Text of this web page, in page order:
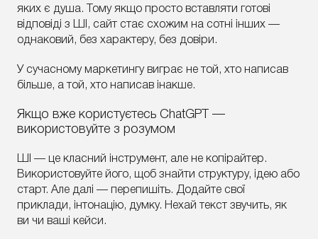
яких є душа. Тому якщо просто вставляти готові
відповіді з ШІ, сайт стає схожим на сотні інших —
однаковий, без характеру, без довіри.
У сучасному маркетингу виграє не той, хто написав
більше, а той, хто написав інакше.
Якщо вже користуєтесь ChatGPT —
використовуйте з розумом
ШІ — це класний інструмент, але не копірайтер.
Використовуйте його, щоб знайти структуру, ідею або
старт. Але далі — перепишіть. Додайте свої
приклади, інтонацію, думку. Нехай текст звучить, як
ви чи ваші кейси.